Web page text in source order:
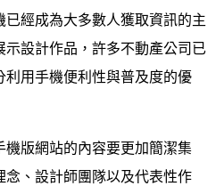
已經成為大多數人獲取資訊的主
設計作品，許多不動產公司已
用手機便利性與普及度的優
版網站的內容要更加簡潔集
、設計師團隊以及代表性作